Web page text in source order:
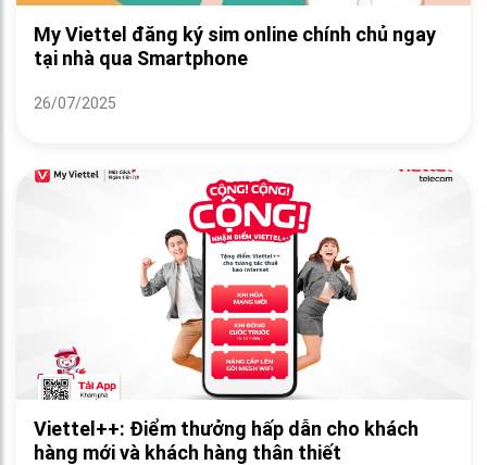
My Viettel đăng ký sim online chính chủ ngay
tại nhà qua Smartphone
26/07/2025
Viettel++: Điểm thưởng hấp dẫn cho khách
hàng mới và khách hàng thân thiết